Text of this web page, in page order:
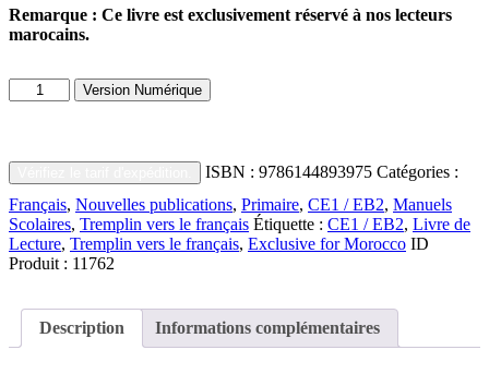
Remarque : Ce livre est exclusivement réservé à nos lecteurs
marocains.
quantité
de
–
Reading
Textbook
Version Numérique
ISBN : 9786144893975 Catégories :
Français, Nouvelles publications, Primaire, CE1 / EB2, Manuels
Scolaires, Tremplin vers le français Étiquette : CE1 / EB2, Livre de
Lecture, Tremplin vers le français, Exclusive for Morocco ID
Produit : 11762
Description Informations complémentaires